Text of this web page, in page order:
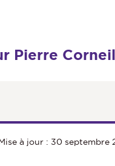
Pierre
à jour : 30 septembre